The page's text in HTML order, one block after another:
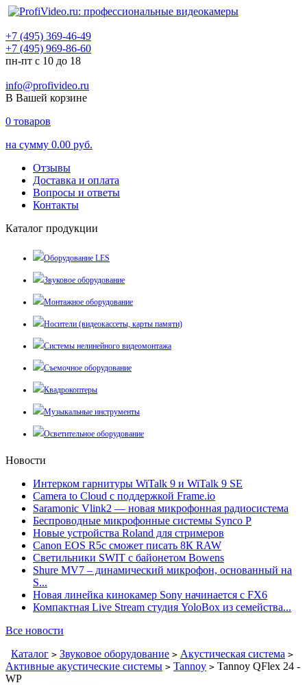
+7 (495) 369-46-49
+7 (495) 969-86-60
пн-пт с 10 до 18
info@profivideo.ru
В Вашей корзине
0 товаров
на сумму 0.00 руб.
Отзывы
Доставка и оплата
Вопросы и ответы
Контакты
Каталог продукции
Оборудование LES
Звуковое оборудование
Монтажное оборудование
Носители (видеокассеты, карты памяти)
Системы нелинейного видеомонтажа
Съемочное оборудование
Квадрокоптеры
Музыкальные инструменты
Осветительное оборудование
Новости
Интерком гарнитуры WiTalk 9 и WiTalk 9 SE
Camera to Cloud с поддержкой Frame.io
Saramonic Vlink2 — новая микрофонная радиосистема
Беспроводные микрофонные системы Synco P
Новые устройства Roland для стримеров
Canon EOS R5c сможет писать 8К RAW
Светильники SWIT с байонетом Bowens
Shure MV7 – динамический микрофон, основанный на
S...
Новая линейка кинокамер Sony начинается с FX6
Компактная Live Stream студия YoloBox из семейства...
Все новости
Каталог > Звуковое оборудование > Акустическая система >
Активные акустические системы > Tannoy > Tannoy QFlex 24 -
WP